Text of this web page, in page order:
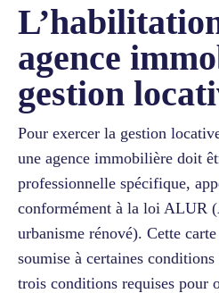
agence
gestion
Pour exercer la gestion
une agence immobilière doit
professionnelle spécifique,
conformément à la loi ALUR
urbanisme rénové). Cette
soumise à certaines
trois conditions requises pour